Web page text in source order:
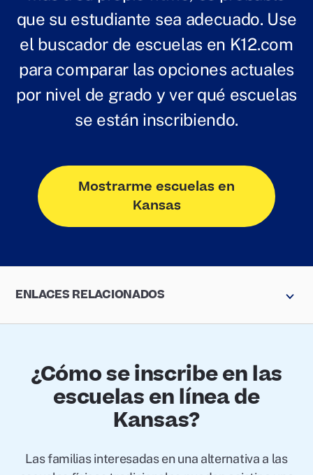
que su estudiante sea adecuado. Use
el buscador de escuelas en K12.com
para comparar las opciones actuales
por nivel de grado y ver qué escuelas
se están inscribiendo.
Mostrarme escuelas en
Kansas
ENLACES RELACIONADOS
¿Cómo se inscribe en las
escuelas en línea de
Kansas?
Las familias interesadas en una alternativa a las